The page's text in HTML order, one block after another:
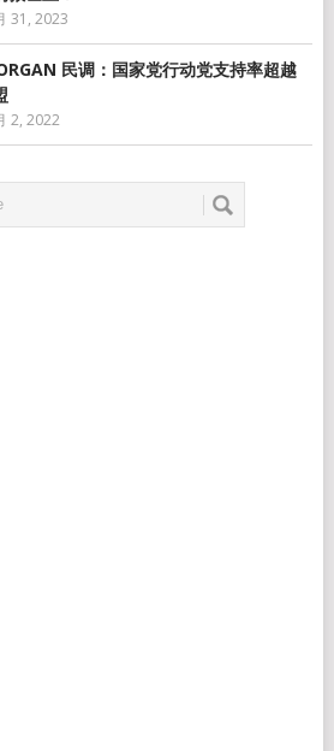
31, 2023
民调：国家党行动党支持率超越
2, 2022